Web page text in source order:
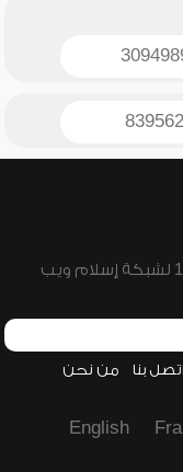
اتصل بنا من نحن
English